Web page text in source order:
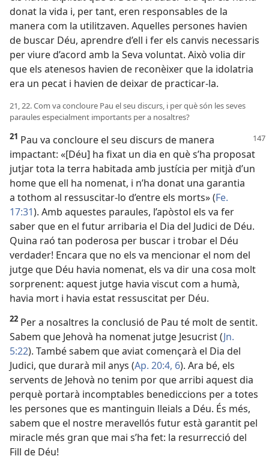
donat la vida i, per tant, eren responsables de la
manera com la utilitzaven. Aquelles persones havien
de buscar Déu, aprendre d’ell i fer els canvis necessaris
per viure d’acord amb la Seva voluntat. Això volia dir
que els atenesos havien de reconèixer que la idolatria
era un pecat i havien de deixar de practicar-la.
21, 22. Com va concloure Pau el seu discurs, i per què són les seves
paraules especialment importants per a nosaltres?
21 Pau va concloure el seu discurs de manera
impactant: «[Déu] ha fixat un dia en què s’ha proposat
jutjar tota la terra habitada amb justícia per mitjà d’un
home que ell ha nomenat, i n’ha donat una garantia
a tothom al ressuscitar-lo d’entre els morts» (Fe.
17:31). Amb aquestes paraules, l’apòstol els va fer
saber que en el futur arribaria el Dia del Judici de Déu.
Quina raó tan poderosa per buscar i trobar el Déu
verdader! Encara que no els va mencionar el nom del
jutge que Déu havia nomenat, els va dir una cosa molt
sorprenent: aquest jutge havia viscut com a humà,
havia mort i havia estat ressuscitat per Déu.
22 Per a nosaltres la conclusió de Pau té molt de sentit.
Sabem que Jehovà ha nomenat jutge Jesucrist (Jn.
5:22). També sabem que aviat començarà el Dia del
Judici, que durarà mil anys (Ap. 20:4, 6). Ara bé, els
servents de Jehovà no tenim por que arribi aquest dia
perquè portarà incomptables benediccions per a totes
les persones que es mantinguin lleials a Déu. És més,
sabem que el nostre meravellós futur està garantit pel
miracle més gran que mai s’ha fet: la resurrecció del
Fill de Déu!